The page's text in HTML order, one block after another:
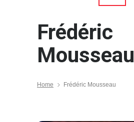
Frédéric
Mousseau
Home Frédéric Mousseau